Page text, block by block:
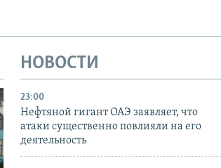
НОВОСТИ
23:00
Нефтяной гигант ОАЭ заявляет, что
атаки существенно повлияли на его
деятельность